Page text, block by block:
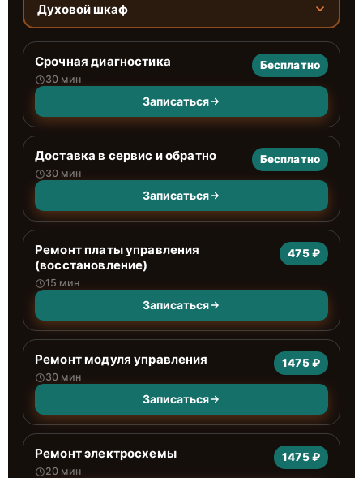
Духовой шкаф
Срочная диагностика
30 мин
Бесплатно
Записаться
Доставка в сервис и обратно
30 мин
Бесплатно
Записаться
Ремонт платы управления
(восстановление)
15 мин
475 ₽
Записаться
Ремонт модуля управления
30 мин
1475 ₽
Записаться
Ремонт электросхемы
20 мин
1475 ₽